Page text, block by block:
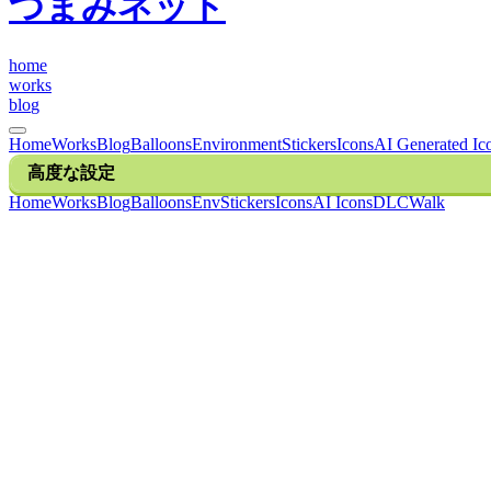
home
works
blog
HomeWorksBlogBalloonsEnvironmentStickersIconsAI Generated
高度な設定
HomeWorksBlogBalloonsEnvStickersIconsAI IconsDLCWalk